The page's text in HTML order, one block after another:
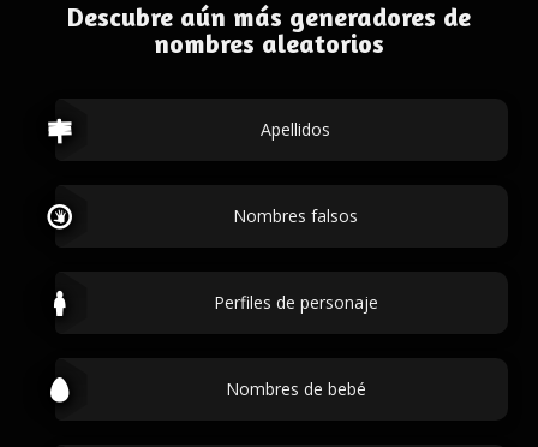
Descubre aún más generadores de
nombres aleatorios
Apellidos
Nombres falsos
Perfiles de personaje
Nombres de bebé